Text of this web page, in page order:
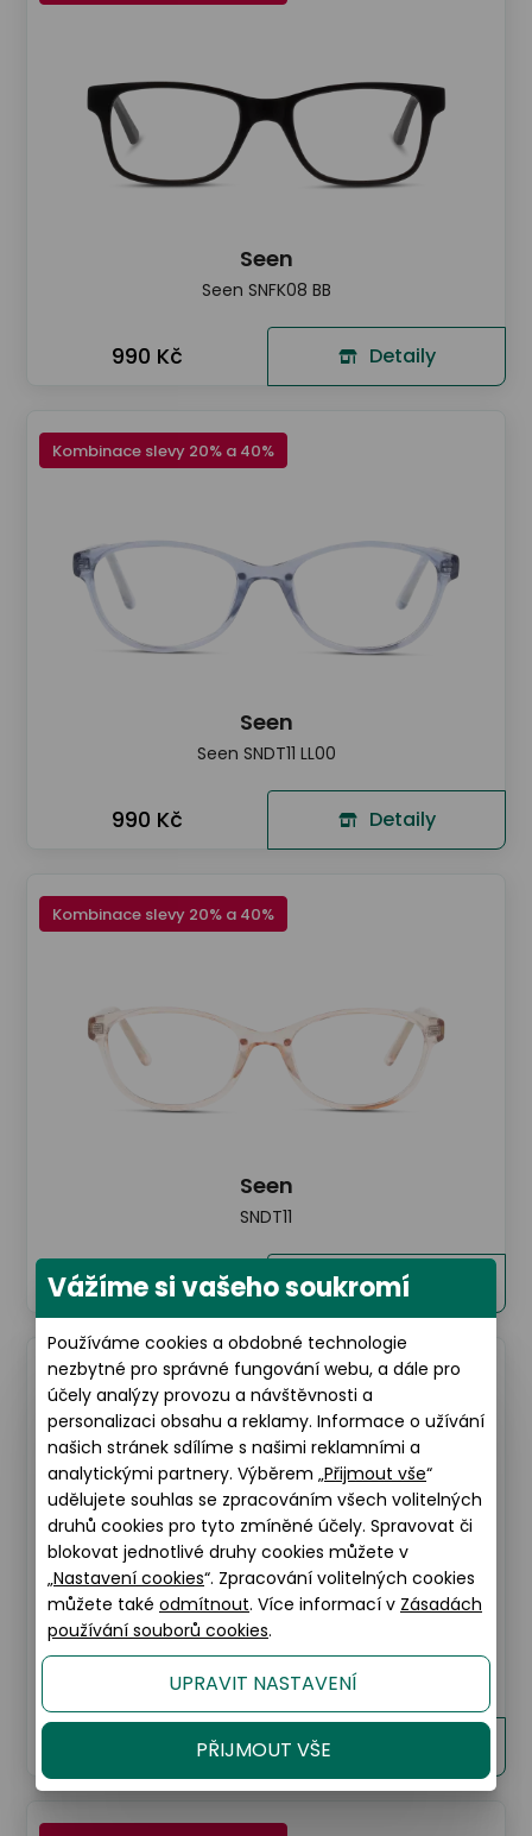
Seen
Seen SNFK08 BB
990 Kč Detaily
Kombinace slevy 20% a 40%
Seen
Seen SNDT11 LL00
990 Kč Detaily
Kombinace slevy 20% a 40%
Seen
SNDT11
990 Kč Detaily
Kombinace slevy 20% a 40%
Seen
SNOJ0002
Vážíme si vašeho soukromí
Používáme cookies a obdobné technologie
nezbytné pro správné fungování webu, a dále pro
účely analýzy provozu a návštěvnosti a
personalizaci obsahu a reklamy. Informace o užívání
našich stránek sdílíme s našimi reklamními a
analytickými partnery. Výběrem „Přijmout vše“
udělujete souhlas se zpracováním všech volitelných
druhů cookies pro tyto zmíněné účely. Spravovat či
blokovat jednotlivé druhy cookies můžete v
„Nastavení cookies“. Zpracování volitelných cookies
můžete také odmítnout. Více informací v Zásadách
používání souborů cookies.
UPRAVIT NASTAVENÍ
PŘIJMOUT VŠE